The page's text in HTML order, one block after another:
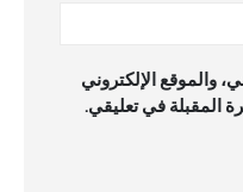
والموقع الإلكتروني
المقبلة في تعليقي.